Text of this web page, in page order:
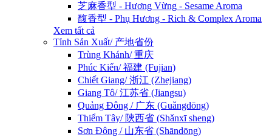
芝麻香型 - Hương Vừng - Sesame Aroma
馥香型 - Phụ Hương - Rich & Complex Aroma
Xem tất cả
Tỉnh Sản Xuất/ 产地省份
Trùng Khánh/ 重庆
Phúc Kiến/ 福建 (Fujian)
Chiết Giang/ 浙江 (Zhejiang)
Giang Tô/ 江苏省 (Jiangsu)
Quảng Đông / 广东 (Guǎngdōng)
Thiểm Tây/ 陝西省 (Shǎnxī sheng)
Sơn Đông / 山东省 (Shāndōng)